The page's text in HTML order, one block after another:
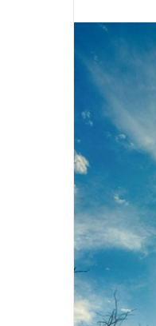
アクションカメラの分野で絶
GoPro。 GoPro 興味あるけど
方は簡単？ 水中でも使えるの
いんだけど耐久性は大丈夫？
メラとどう違うの？ 僕が購入
てみたいと思います。
ブレない最強のアクションカム
Action」が発表されました。
よりも価格が安く、手ぶれ補
いので、現時点で一番オスス
つづきを読む